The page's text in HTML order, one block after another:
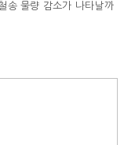
송 물량 감소가 나타날까